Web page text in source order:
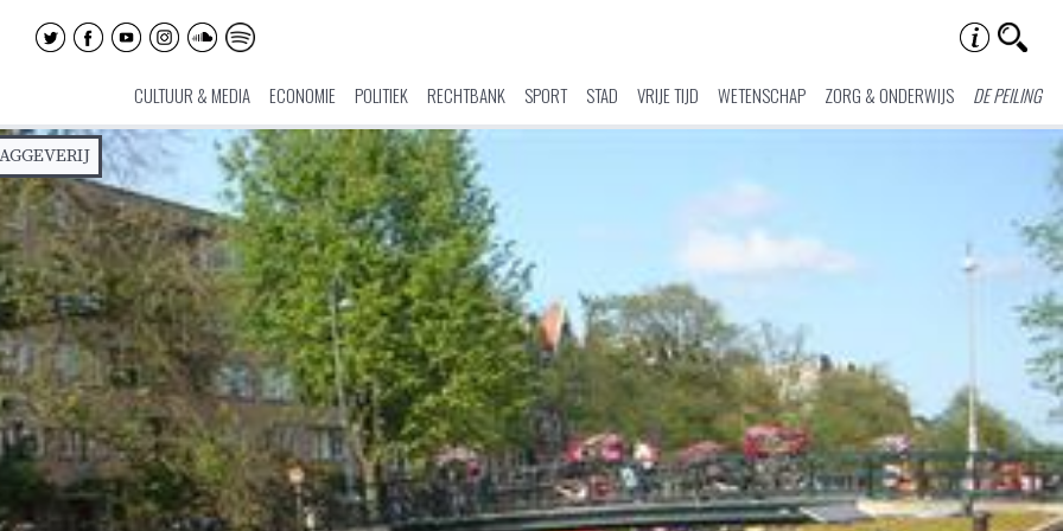
CULTUUR & MEDIA ECONOMIE POLITIEK RECHTBANK SPORT STAD VRIJE TIJD WETENSCHAP ZORG & ONDERWIJS DE PEILING